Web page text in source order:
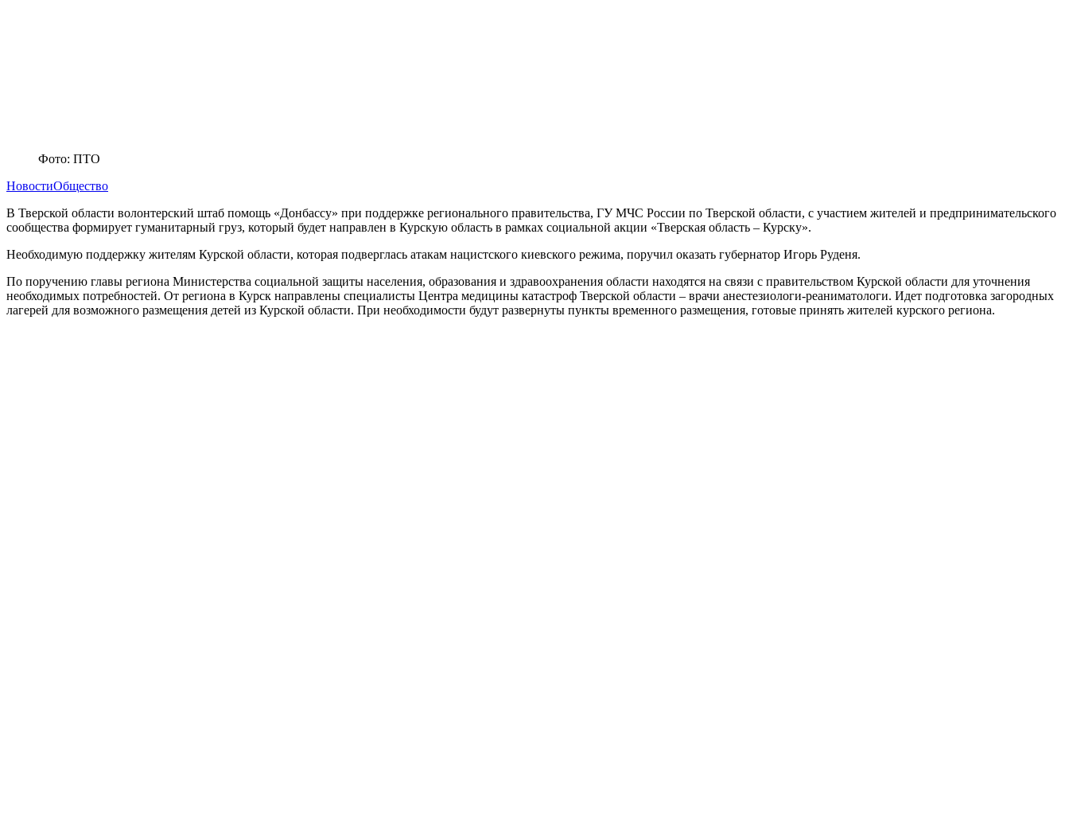
Фото: ПТО
НовостиОбщество
В Тверской области волонтерский штаб помощь «Донбассу» при поддержке регионального правительства, ГУ МЧС России по Тверской области, с участием жителей и предпринимательского
сообщества формирует гуманитарный груз, который будет направлен в Курскую область в рамках социальной акции «Тверская область – Курску».
Необходимую поддержку жителям Курской области, которая подверглась атакам нацистского киевского режима, поручил оказать губернатор Игорь Руденя.
По поручению главы региона Министерства социальной защиты населения, образования и здравоохранения области находятся на связи с правительством Курской области для уточнения
необходимых потребностей. От региона в Курск направлены специалисты Центра медицины катастроф Тверской области – врачи анестезиологи-реаниматологи. Идет подготовка загородных
лагерей для возможного размещения детей из Курской области. При необходимости будут развернуты пункты временного размещения, готовые принять жителей курского региона.